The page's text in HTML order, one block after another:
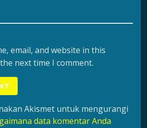
email, and website in this
next time I comment.
Akismet untuk mengurangi
data komentar Anda